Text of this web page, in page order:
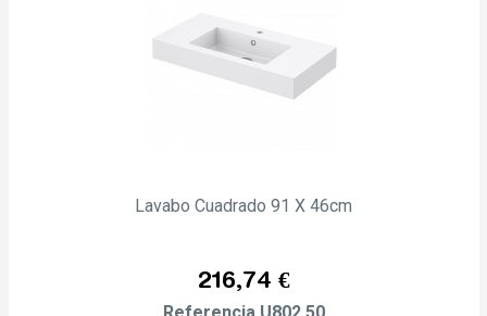
Lavabo Cuadrado 91 X 46cm
Precio
216,74 €